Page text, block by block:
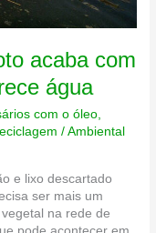
acaba com
água
com o óleo
/Ambiental
e lixo descartado
ser mais um
na rede de
pode acontecer em